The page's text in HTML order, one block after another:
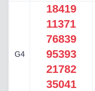
G4
18419
11371
76839
95393
21782
35041